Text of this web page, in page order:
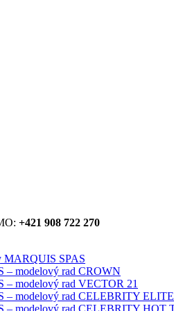
+421 908 722 270
MARQUIS SPAS
– modelový rad CROWN
– modelový rad VECTOR 21
– modelový rad CELEBRITY ELITE
– modelový rad CELEBRITY HOT